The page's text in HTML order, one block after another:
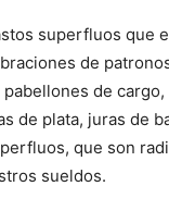
superfluos que
de
de
de plata, juras de
que son
sueldos.